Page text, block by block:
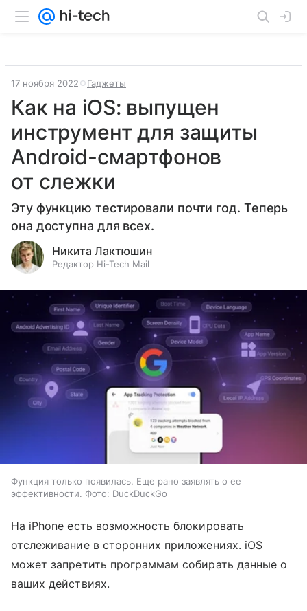
17 ноября 2022 Гаджеты
Как на iOS: выпущен
инструмент для защиты
Android-смартфонов
от слежки
Эту функцию тестировали почти год. Теперь
она доступна для всех.
Никита Лактюшин
Редактор Hi-Tech Mail
Функция только появилась. Еще рано заявлять о ее
эффективности. Фото: DuckDuckGo
На iPhone есть возможность блокировать
отслеживание в сторонних приложениях. iOS
может запретить программам собирать данные о
ваших действиях.